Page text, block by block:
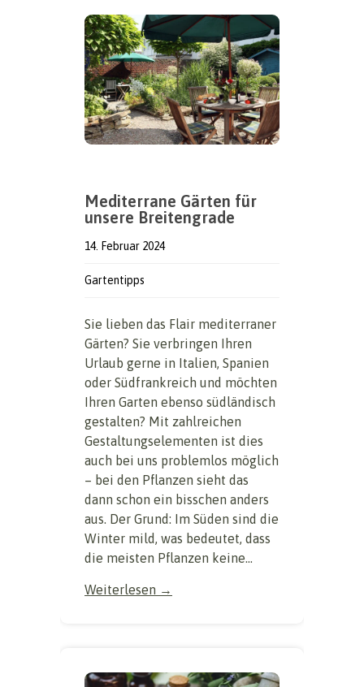
Mediterrane Gärten für
unsere Breitengrade
14. Februar 2024
Gartentipps
Sie lieben das Flair mediterraner
Gärten? Sie verbringen Ihren
Urlaub gerne in Italien, Spanien
oder Südfrankreich und möchten
Ihren Garten ebenso südländisch
gestalten? Mit zahlreichen
Gestaltungselementen ist dies
auch bei uns problemlos möglich
– bei den Pflanzen sieht das
dann schon ein bisschen anders
aus. Der Grund: Im Süden sind die
Winter mild, was bedeutet, dass
die meisten Pflanzen keine...
Weiterlesen →